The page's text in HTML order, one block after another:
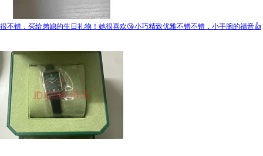
很不错，买给弟媳的生日礼物！她很喜欢😘小巧精致优雅不错不错，小手腕的福音👍